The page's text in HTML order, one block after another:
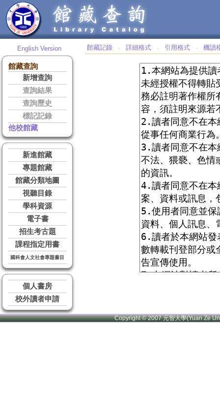
English Version
館藏查詢
新增查詢
查詢結果
查詢歷史
標記記錄
他校館藏
新進館藏
專題館藏
館藏分類地圖
視聽目錄
學科資源
電子書
招生考古題
課程指定用書
國科會人文社會專題書目
個人書房
校外讀者申請
館藏記錄 ‧ 詳細格式 ‧ 引用格式 ‧ 機讀
Copyright © 2007 元智大學(Yuan Ze